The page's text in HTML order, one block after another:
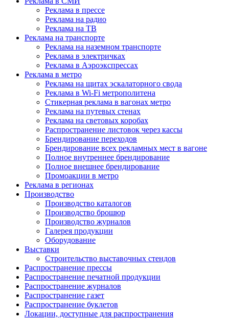
Реклама в прессе
Реклама на радио
Реклама на ТВ
Реклама на транспорте
Реклама на наземном транспорте
Реклама в электричках
Реклама в Аэроэкспрессах
Реклама в метро
Реклама на щитах эскалаторного свода
Реклама в Wi-Fi метрополитена
Стикерная реклама в вагонах метро
Реклама на путевых стенах
Реклама на световых коробах
Распространение листовок через кассы
Брендирование переходов
Брендирование всех рекламных мест в вагоне
Полное внутреннее брендирование
Полное внешнее брендирование
Промоакции в метро
Реклама в регионах
Производство
Производство каталогов
Производство брошюр
Производство журналов
Галерея продукции
Оборудование
Выставки
Строительство выставочных стендов
Распространение прессы
Распространение печатной продукции
Распространение журналов
Распространение газет
Распространение буклетов
Локации, доступные для распространения